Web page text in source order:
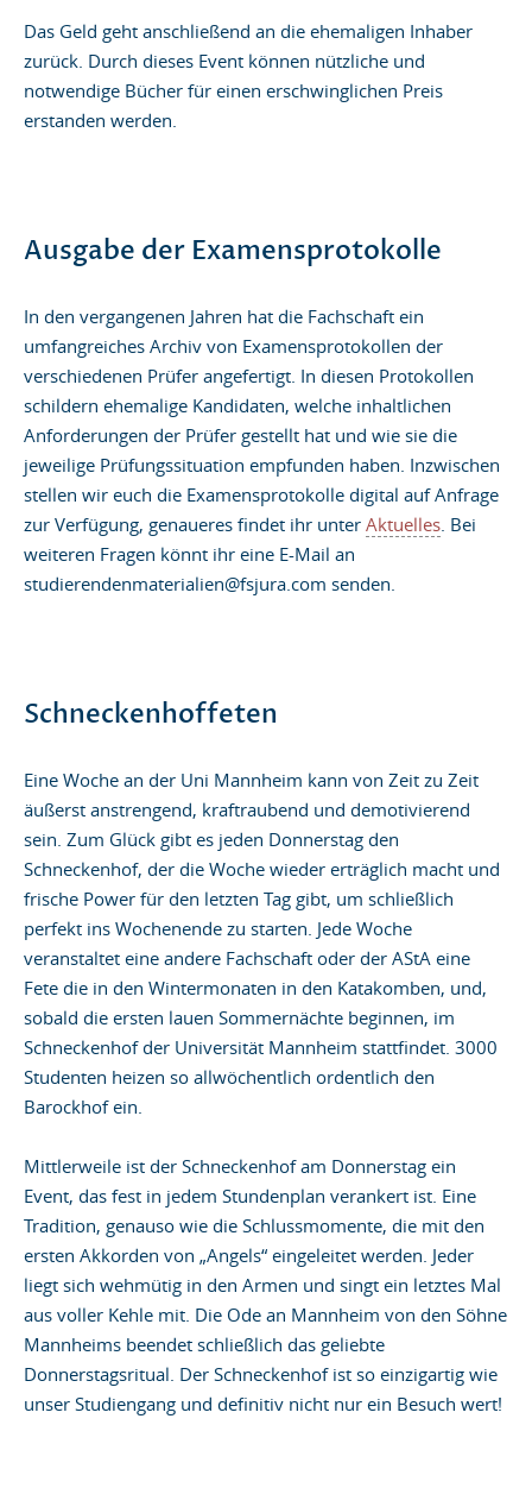
Das Geld geht anschließend an die ehemaligen Inhaber
zurück. Durch dieses Event können nützliche und
notwendige Bücher für einen erschwinglichen Preis
erstanden werden.
Ausgabe der Examensprotokolle
In den vergangenen Jahren hat die Fachschaft ein
umfangreiches Archiv von Examensprotokollen der
verschiedenen Prüfer angefertigt. In diesen Protokollen
schildern ehemalige Kandidaten, welche inhaltlichen
Anforderungen der Prüfer gestellt hat und wie sie die
jeweilige Prüfungssituation empfunden haben. Inzwischen
stellen wir euch die Examensprotokolle digital auf Anfrage
zur Verfügung, genaueres findet ihr unter Aktuelles. Bei
weiteren Fragen könnt ihr eine E-Mail an
studierendenmaterialien@fsjura.com senden.
Schneckenhoffeten
Eine Woche an der Uni Mannheim kann von Zeit zu Zeit
äußerst anstrengend, kraftraubend und demotivierend
sein. Zum Glück gibt es jeden Donnerstag den
Schneckenhof, der die Woche wieder erträglich macht und
frische Power für den letzten Tag gibt, um schließlich
perfekt ins Wochenende zu starten. Jede Woche
veranstaltet eine andere Fachschaft oder der AStA eine
Fete die in den Wintermonaten in den Katakomben, und,
sobald die ersten lauen Sommernächte beginnen, im
Schneckenhof der Universität Mannheim stattfindet. 3000
Studenten heizen so allwöchentlich ordentlich den
Barockhof ein.
Mittlerweile ist der Schneckenhof am Donnerstag ein
Event, das fest in jedem Stundenplan verankert ist. Eine
Tradition, genauso wie die Schlussmomente, die mit den
ersten Akkorden von „Angels“ eingeleitet werden. Jeder
liegt sich wehmütig in den Armen und singt ein letztes Mal
aus voller Kehle mit. Die Ode an Mannheim von den Söhne
Mannheims beendet schließlich das geliebte
Donnerstagsritual. Der Schneckenhof ist so einzigartig wie
unser Studiengang und definitiv nicht nur ein Besuch wert!